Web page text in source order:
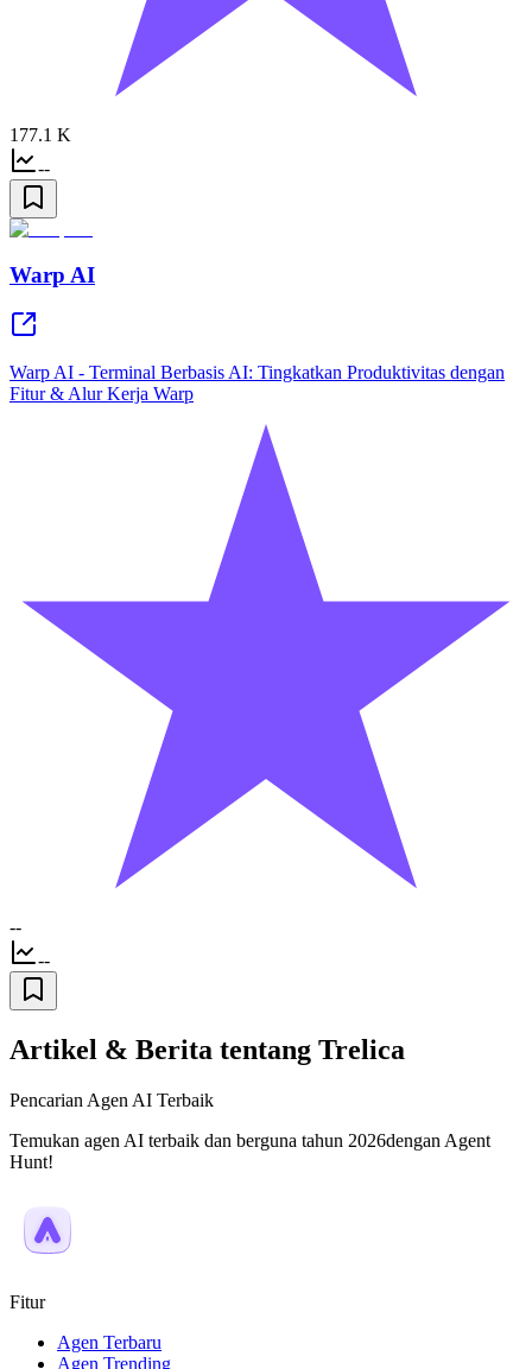
177.1 K
--
Warp AI
Warp AI - Terminal Berbasis AI: Tingkatkan Produktivitas dengan
Fitur & Alur Kerja Warp
--
--
Artikel & Berita tentang Trelica
Pencarian Agen AI Terbaik
Temukan agen AI terbaik dan berguna tahun 2026dengan Agent
Hunt!
Fitur
Agen Terbaru
Agen Trending